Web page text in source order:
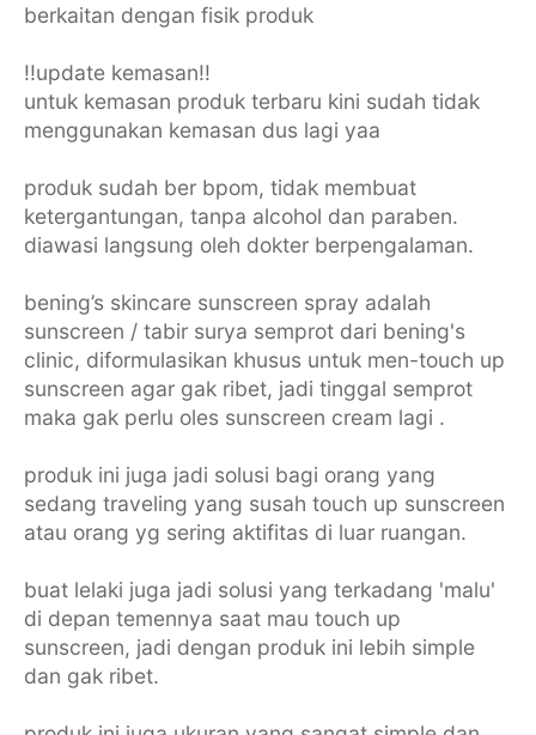
berkaitan dengan fisik produk
!!update kemasan!!
untuk kemasan produk terbaru kini sudah tidak
menggunakan kemasan dus lagi yaa
produk sudah ber bpom, tidak membuat
ketergantungan, tanpa alcohol dan paraben.
diawasi langsung oleh dokter berpengalaman.
bening’s skincare sunscreen spray adalah
sunscreen / tabir surya semprot dari bening's
clinic, diformulasikan khusus untuk men-touch up
sunscreen agar gak ribet, jadi tinggal semprot
maka gak perlu oles sunscreen cream lagi .
produk ini juga jadi solusi bagi orang yang
sedang traveling yang susah touch up sunscreen
atau orang yg sering aktifitas di luar ruangan.
buat lelaki juga jadi solusi yang terkadang 'malu'
di depan temennya saat mau touch up
sunscreen, jadi dengan produk ini lebih simple
dan gak ribet.